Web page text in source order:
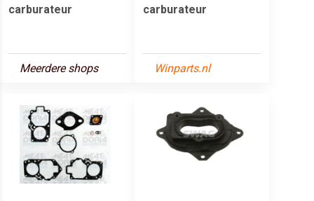
carburateur
Meerdere shops
carburateur
Winparts.nl